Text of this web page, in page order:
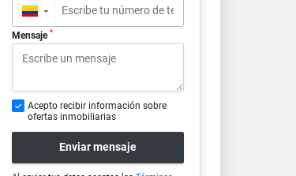
▼
Mensaje *
Acepto recibir información sobre
ofertas inmobiliarias
Enviar mensaje